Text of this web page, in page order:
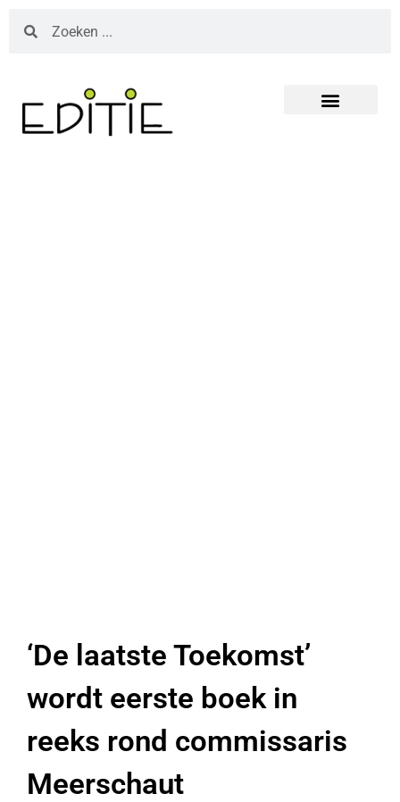
‘De laatste Toekomst’
wordt eerste boek in
reeks rond commissaris
Meerschaut